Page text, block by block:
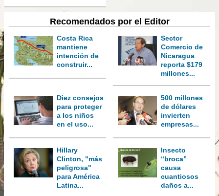
Recomendados por el Editor
Costa Rica
mantiene
intención de
construir...
Sector
Comercio de
Nicaragua
reporta $179
millones...
Diez consejos
para proteger
a los niños
en el uso...
500 millones
de dólares
invierten
empresas...
Hillary
Clinton, "más
peligrosa"
para América
Latina...
Insecto
“broca”
causa
cuantiosos
daños a...